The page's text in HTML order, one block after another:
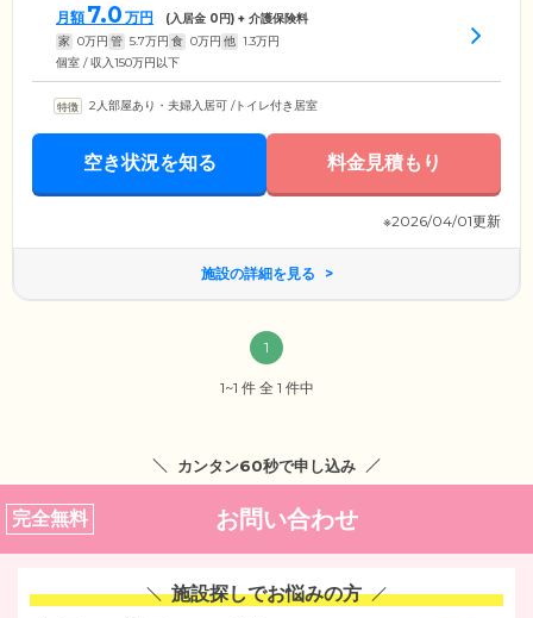
月額 7.0 万円 (入居金 0円) + 介護保険料
家 0万円 管 5.7万円 食 0万円 他 1.3万円
個室 / 収入150万円以下
2人部屋あり・夫婦入居可 /トイレ付き居室
空き状況を知る 料金見積もり
※2026/04/01更新
施設の詳細を見る
1
1~1 件 全 1 件中
カンタン60秒で申し込み
完全無料 お問い合わせ
施設探しでお悩みの方